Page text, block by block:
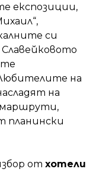
експозиции,
си
на
на
планински
от хотели